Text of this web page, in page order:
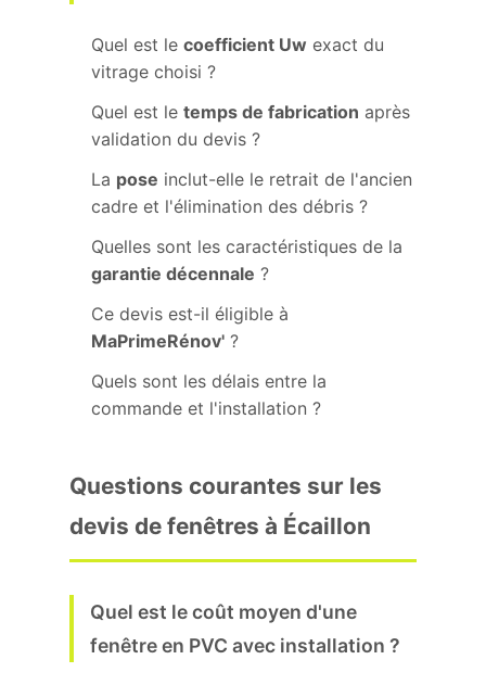
Quel est le coefficient Uw exact du
vitrage choisi ?
Quel est le temps de fabrication après
validation du devis ?
La pose inclut-elle le retrait de l'ancien
cadre et l'élimination des débris ?
Quelles sont les caractéristiques de la
garantie décennale ?
Ce devis est-il éligible à
MaPrimeRénov' ?
Quels sont les délais entre la
commande et l'installation ?
Questions courantes sur les
devis de fenêtres à Écaillon
Quel est le coût moyen d'une
fenêtre en PVC avec installation ?